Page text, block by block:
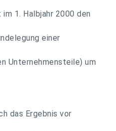
1. Halbjahr 2000 den
einer
Unternehmensteile) um
das Ergebnis vor